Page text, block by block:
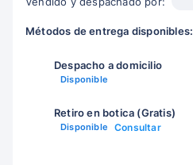
Métodos de entrega disponibles:
Despacho a domicilio
Disponible
Retiro en botica (Gratis)
Disponible Consultar